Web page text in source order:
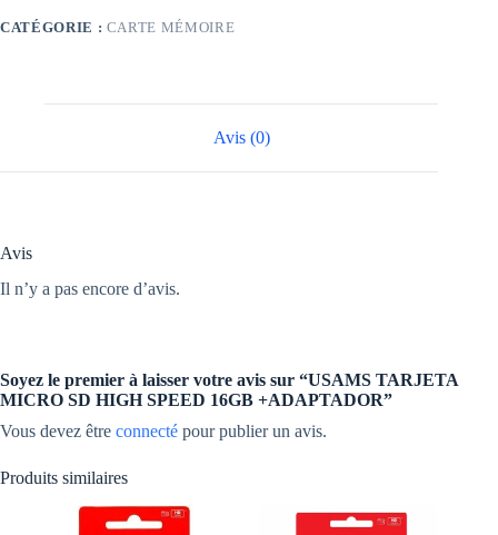
HIGH
SPEED
CATÉGORIE : CARTE MÉMOIRE
Avis (0)
Avis
Il n’y a pas encore d’avis.
Soyez le premier à laisser votre avis sur “USAMS TARJETA
MICRO SD HIGH SPEED 16GB +ADAPTADOR”
Vous devez être connecté pour publier un avis.
Produits similaires